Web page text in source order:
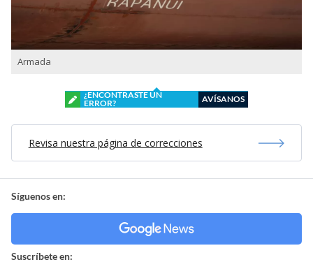
Armada
¿ENCONTRASTE UN
ERROR?
AVÍSANOS
Revisa nuestra página de correcciones
Síguenos en:
Suscríbete en: